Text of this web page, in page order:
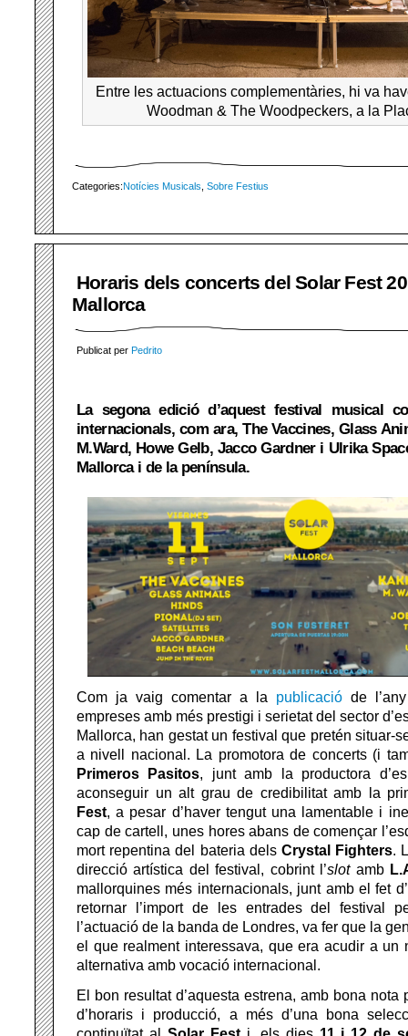
Entre les actuacions complementàries, hi va
Woodman & The Woodpeckers, a la
Categories:Notícies Musicals Sobre Festius
Horaris dels concerts del Solar Fest
Mallorca
Publicat per Pedrito
La segona edició d’aquest festival musical
internacionals, com ara, The Vaccines, Glass
M.Ward, Howe Gelb, Jacco Gardner i Ulrika
Mallorca i de la península.
Com ja vaig comentar a la publicació de
empreses amb més prestigi i serietat del sector
Mallorca, han gestat un festival que pretén situar-
a nivell nacional. La promotora de concerts (i
Primeros Pasitos, junt amb la productora
aconseguir un alt grau de credibilitat amb la
Fest, a pesar d’haver tengut una lamentable i
cap de cartell, unes hores abans de començar
mort repentina del bateria dels Crystal Fighters.
direcció artística del festival, cobrint l’slotamb
mallorquines més internacionals, junt amb el fet
retornar l’import de les entrades del festival
l’actuació de la banda de Londres, va fer que la
el que realment interessava, que era acudir a un
alternativa amb vocació internacional.
El bon resultat d’aquesta estrena, amb bona nota
d’horaris i producció, a més d’una bona